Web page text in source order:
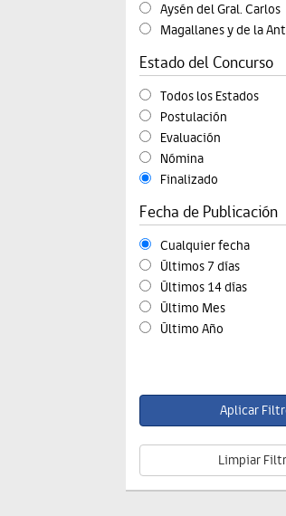
Aysén del Gral. Carlos
Magallanes y de la Ant
Estado del Concurso
Todos los Estados
Postulación
Evaluación
Nómina
Finalizado
Fecha de Publicación
Cualquier fecha
Últimos 7 días
Últimos 14 días
Último Mes
Último Año